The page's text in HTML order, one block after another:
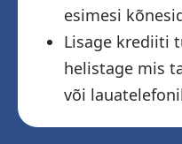
esimesi
Lisage krediiti
helistage mis
või